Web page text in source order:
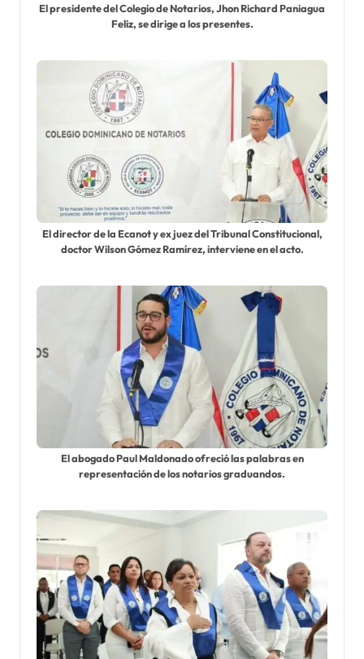
El presidente del Colegio de Notarios, Jhon Richard Paniagua
Feliz, se dirige a los presentes.
El director de la Ecanot y ex juez del Tribunal Constitucional,
doctor Wilson Gómez Ramírez, interviene en el acto.
El abogado Paul Maldonado ofreció las palabras en
representación de los notarios graduandos.